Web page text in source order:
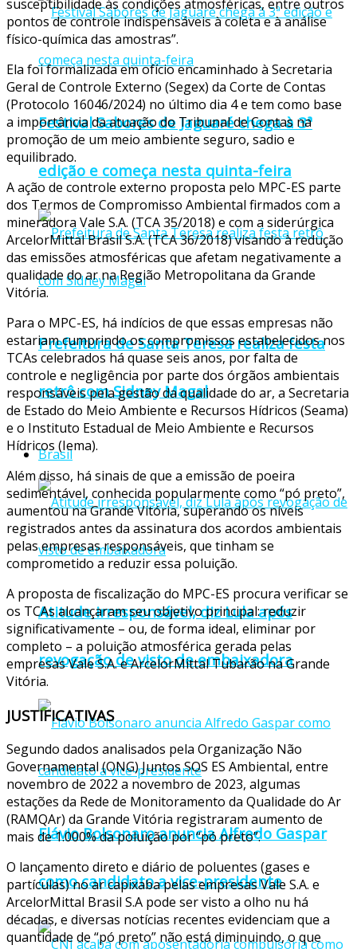
Festival Sabores de Jaguaré chega à 3ª
edição e começa nesta quinta-feira
Prefeitura de Santa Teresa realiza festa
retrô com Sidney Magal
Brasil
Atitude irresponsável, diz Lula após
revogação de visto de embaixadora
Flávio Bolsonaro anuncia Alfredo Gaspar
como candidato a vice-presidente
susceptibilidade às condições atmosféricas, entre outros
pontos de controle indispensáveis à coleta e à análise
físico-química das amostras”.
Ela foi formalizada em ofício encaminhado à Secretaria
Geral de Controle Externo (Segex) da Corte de Contas
(Protocolo 16046/2024) no último dia 4 e tem como base
a importância da atuação do Tribunal de Contas na
promoção de um meio ambiente seguro, sadio e
equilibrado.
A ação de controle externo proposta pelo MPC-ES parte
dos Termos de Compromisso Ambiental firmados com a
mineradora Vale S.A. (TCA 35/2018) e com a siderúrgica
ArcelorMittal Brasil S.A. (TCA 36/2018) visando à redução
das emissões atmosféricas que afetam negativamente a
qualidade do ar na Região Metropolitana da Grande
Vitória.
Para o MPC-ES, há indícios de que essas empresas não
estariam cumprindo os compromissos estabelecidos nos
TCAs celebrados há quase seis anos, por falta de
controle e negligência por parte dos órgãos ambientais
responsáveis pela gestão da qualidade do ar, a Secretaria
de Estado do Meio Ambiente e Recursos Hídricos (Seama)
e o Instituto Estadual de Meio Ambiente e Recursos
Hídricos (Iema).
Além disso, há sinais de que a emissão de poeira
sedimentável, conhecida popularmente como “pó preto”,
aumentou na Grande Vitória, superando os níveis
registrados antes da assinatura dos acordos ambientais
pelas empresas responsáveis, que tinham se
comprometido a reduzir essa poluição.
A proposta de fiscalização do MPC-ES procura verificar se
os TCAs alcançaram seu objetivo principal: reduzir
significativamente – ou, de forma ideal, eliminar por
completo – a poluição atmosférica gerada pelas
empresas Vale S.A. e ArcelorMittal Tubarão na Grande
Vitória.
JUSTIFICATIVAS
Segundo dados analisados pela Organização Não
Governamental (ONG) Juntos SOS ES Ambiental, entre
novembro de 2022 a novembro de 2023, algumas
estações da Rede de Monitoramento da Qualidade do Ar
(RAMQAr) da Grande Vitória registraram aumento de
mais de 1.000% da poluição por “pó preto”.
O lançamento direto e diário de poluentes (gases e
partículas) no ar capixaba pelas empresas Vale S.A. e
ArcelorMittal Brasil S.A pode ser visto a olho nu há
décadas, e diversas notícias recentes evidenciam que a
quantidade de “pó preto” não está diminuindo, o que